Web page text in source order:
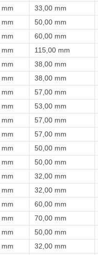
33,00 mm
50,00 mm
60,00 mm
115,00 mm
38,00 mm
38,00 mm
57,00 mm
53,00 mm
57,00 mm
57,00 mm
50,00 mm
50,00 mm
32,00 mm
32,00 mm
60,00 mm
70,00 mm
50,00 mm
32,00 mm